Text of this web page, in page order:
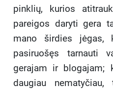
pinklių, kurios
pareigos daryti gera
mano širdies jėgas,
pasiruošęs tarnauti
gerajam ir blogajam;
daugiau